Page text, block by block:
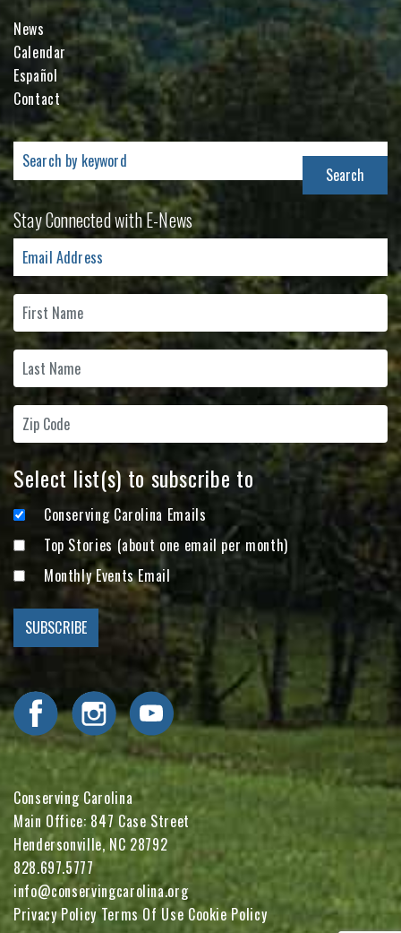
News
Calendar
Español
Contact
Search
for:
Stay Connected with E-News
Select list(s) to subscribe to
Conserving Carolina Emails
Top Stories (about one email per month)
Monthly Events Email
Visit Conserving Carolina on Facebook
Visit Conserving Carolina on Instagram
Visit Conserving Carolina on YouTube
Conserving Carolina
Main Office: 847 Case Street
Hendersonville, NC 28792
828.697.5777
info@conservingcarolina.org
Privacy PolicyTerms Of Use Cookie Policy